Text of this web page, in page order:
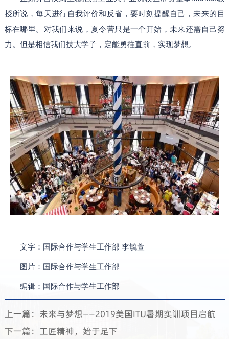
授所说，每天进行自我评价和反省，要时刻提醒自己，未来的目
标在哪里。对我们来说，夏令营只是一个开始，未来还需自己努
力。但是相信我们技大学子，定能勇往直前，实现梦想。
文字：国际合作与学生工作部 李毓萱
图片： 国际合作与学生工作部
编辑： 国际合作与学生工作部
上一篇：未来与梦想——2019美国ITU暑期实训项目启航
下一篇：工匠精神，始于足下